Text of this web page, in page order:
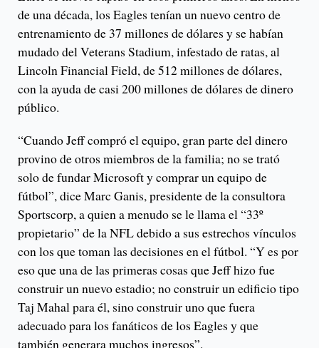
de una década, los Eagles tenían un nuevo centro de
entrenamiento de 37 millones de dólares y se habían
mudado del Veterans Stadium, infestado de ratas, al
Lincoln Financial Field, de 512 millones de dólares,
con la ayuda de casi 200 millones de dólares de dinero
público.
“Cuando Jeff compró el equipo, gran parte del dinero
provino de otros miembros de la familia; no se trató
solo de fundar Microsoft y comprar un equipo de
fútbol”, dice Marc Ganis, presidente de la consultora
Sportscorp, a quien a menudo se le llama el “33º
propietario” de la NFL debido a sus estrechos vínculos
con los que toman las decisiones en el fútbol. “Y es por
eso que una de las primeras cosas que Jeff hizo fue
construir un nuevo estadio; no construir un edificio tipo
Taj Mahal para él, sino construir uno que fuera
adecuado para los fanáticos de los Eagles y que
también generara muchos ingresos”.